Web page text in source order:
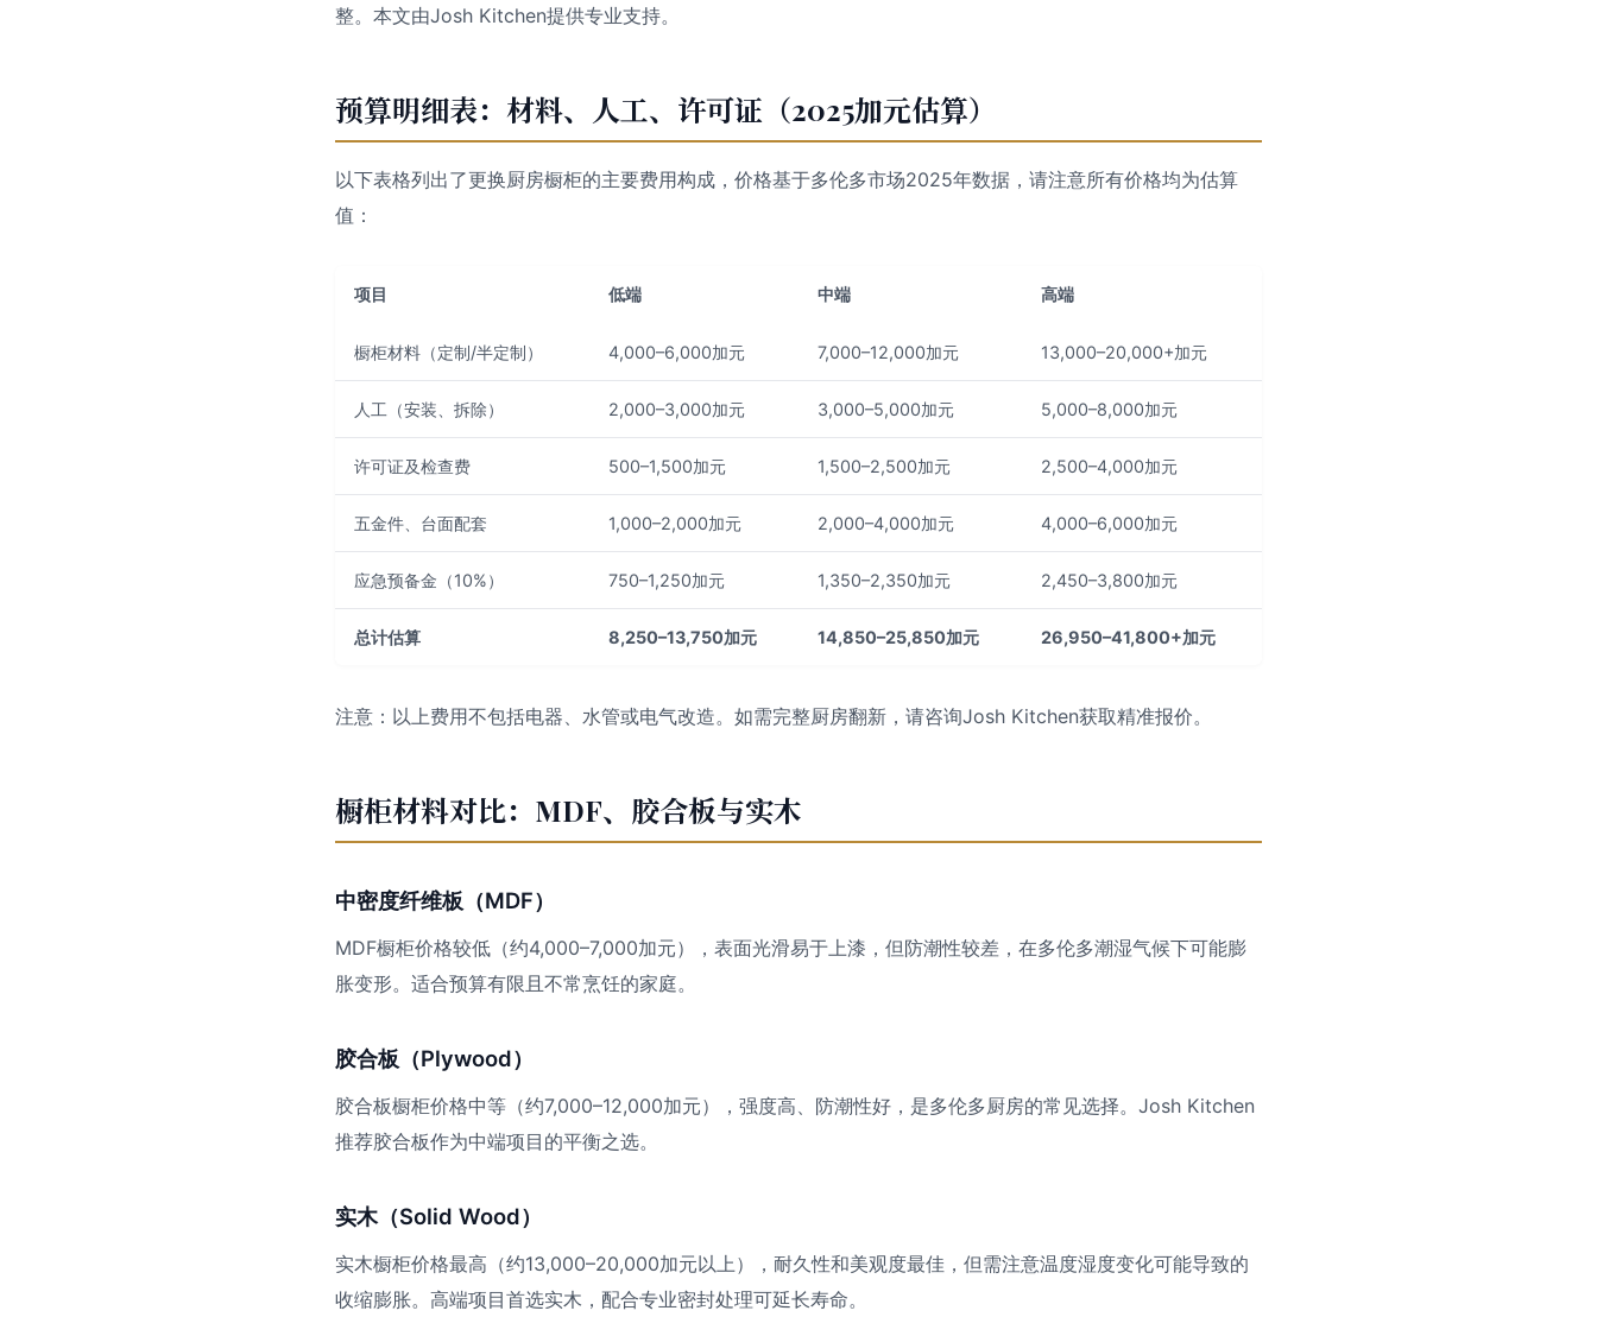
整。本文由Josh Kitchen提供专业支持。
预算明细表：材料、人工、许可证（2025加元估算）
以下表格列出了更换厨房橱柜的主要费用构成，价格基于多伦多市场2025年数据，请注意所有价格均为估算
值：
项目 低端 中端 高端
橱柜材料（定制/半定制） 4,000–6,000加元 7,000–12,000加元 13,000–20,000+加元
人工（安装、拆除） 2,000–3,000加元 3,000–5,000加元 5,000–8,000加元
许可证及检查费 500–1,500加元 1,500–2,500加元 2,500–4,000加元
五金件、台面配套 1,000–2,000加元 2,000–4,000加元 4,000–6,000加元
应急预备金（10%） 750–1,250加元 1,350–2,350加元 2,450–3,800加元
总计估算 8,250–13,750加元 14,850–25,850加元 26,950–41,800+加元
注意：以上费用不包括电器、水管或电气改造。如需完整厨房翻新，请咨询Josh Kitchen获取精准报价。
橱柜材料对比：MDF、胶合板与实木
中密度纤维板（MDF）
MDF橱柜价格较低（约4,000–7,000加元），表面光滑易于上漆，但防潮性较差，在多伦多潮湿气候下可能膨
胀变形。适合预算有限且不常烹饪的家庭。
胶合板（Plywood）
胶合板橱柜价格中等（约7,000–12,000加元），强度高、防潮性好，是多伦多厨房的常见选择。Josh Kitchen
推荐胶合板作为中端项目的平衡之选。
实木（Solid Wood）
实木橱柜价格最高（约13,000–20,000加元以上），耐久性和美观度最佳，但需注意温度湿度变化可能导致的
收缩膨胀。高端项目首选实木，配合专业密封处理可延长寿命。